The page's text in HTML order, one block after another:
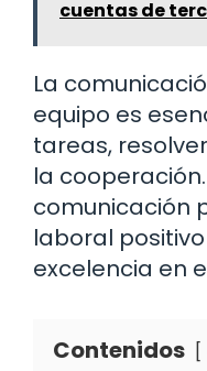
cuentas de
La
equipo es
tareas,
la
comunicación
laboral
excelencia en
Contenidos